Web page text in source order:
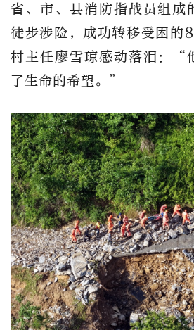
省、市、县消防指战员组成
徒步涉险，成功转移受困的
村主任廖雪琼感动落泪：“
了生命的希望。”